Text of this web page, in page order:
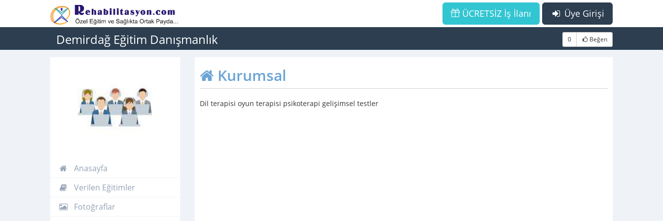
Üye Girişi
ÜCRETSİZ İş İlanı
Demirdağ Eğitim Danışmanlık 0 Beğen
Anasayfa
Verilen Eğitimler
Fotoğraflar
Kurumsal
Dil terapisi oyun terapisi psikoterapi gelişimsel testler